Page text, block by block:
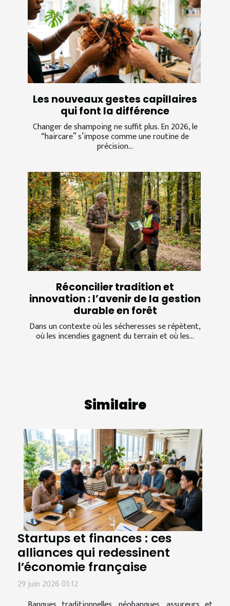
Les nouveaux gestes capillaires
qui font la différence
Changer de shampoing ne suffit plus. En 2026, le
“haircare” s’impose comme une routine de
précision...
Réconcilier tradition et
innovation : l’avenir de la gestion
durable en forêt
Dans un contexte où les sécheresses se répètent,
où les incendies gagnent du terrain et où les...
Similaire
Startups et finances : ces
alliances qui redessinent
l’économie française
29 juin 2026 01:12